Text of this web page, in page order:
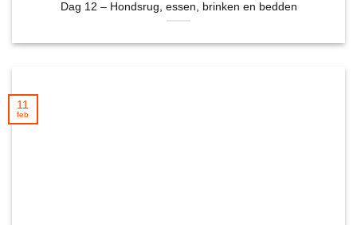
Dag 12 – Hondsrug, essen, brinken en bedden
11
feb